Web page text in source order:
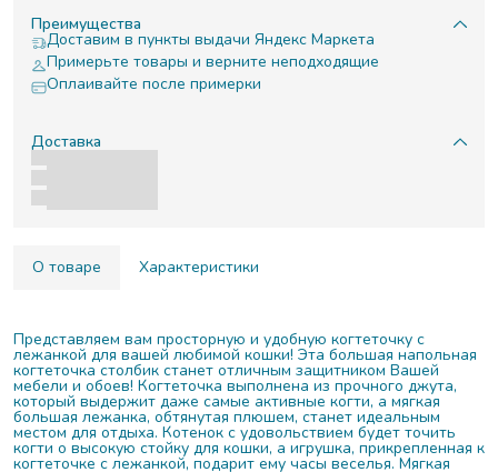
Преимущества
Доставим в пункты выдачи Яндекс Маркета
Примерьте товары и верните неподходящие
Оплаивайте после примерки
Доставка
О товаре Характеристики
Представляем вам просторную и удобную когтеточку с
лежанкой для вашей любимой кошки! Эта большая напольная
когтеточка столбик станет отличным защитником Вашей
мебели и обоев! Когтеточка выполнена из прочного джута,
который выдержит даже самые активные когти, а мягкая
большая лежанка, обтянутая плюшем, станет идеальным
местом для отдыха. Котенок с удовольствием будет точить
когти о высокую стойку для кошки, а игрушка, прикрепленная к
когтеточке с лежанкой, подарит ему часы веселья. Мягкая